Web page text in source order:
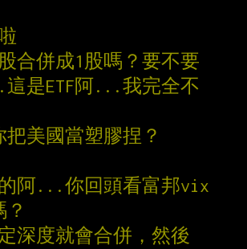
合併成1股嗎？要不要
是ETF阿...我完全不
美國當塑膠捏？
阿...你回頭看富邦vix
深度就會合併，然後